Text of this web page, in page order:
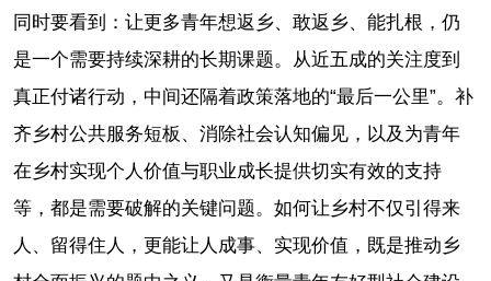
同时要看到：让更多青年想返乡、敢返乡、能扎根，仍
是一个需要持续深耕的长期课题。从近五成的关注度到
真正付诸行动，中间还隔着政策落地的“最后一公里”。补
齐乡村公共服务短板、消除社会认知偏见，以及为青年
在乡村实现个人价值与职业成长提供切实有效的支持
等，都是需要破解的关键问题。如何让乡村不仅引得来
人、留得住人，更能让人成事、实现价值，既是推动乡